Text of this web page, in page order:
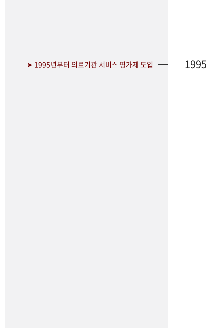
➤ 1995년부터 의료기관 서비스 평가제 도입 1995